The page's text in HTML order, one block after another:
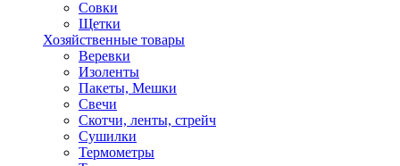
Совки
Щетки
Хозяйственные товары
Веревки
Изоленты
Пакеты, Мешки
Свечи
Скотчи, ленты, стрейч
Сушилки
Термометры